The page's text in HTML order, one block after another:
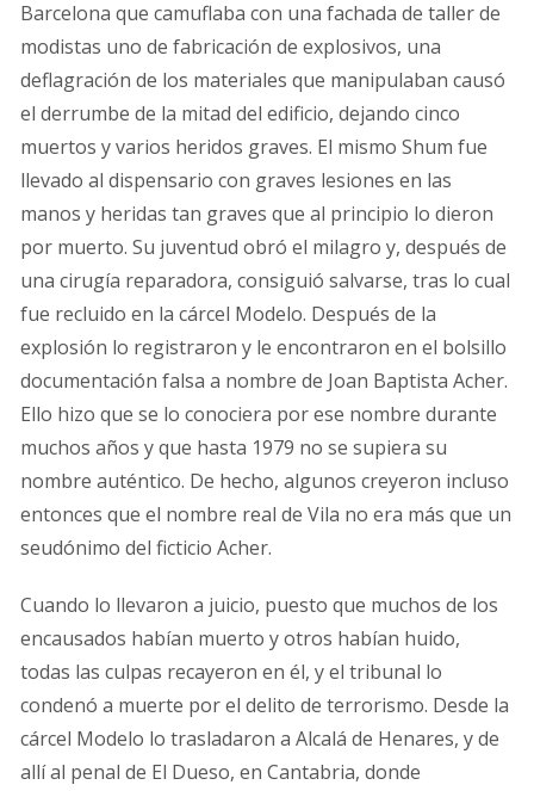
Barcelona que camuflaba con una fachada de taller de
modistas uno de fabricación de explosivos, una
deflagración de los materiales que manipulaban causó
el derrumbe de la mitad del edificio, dejando cinco
muertos y varios heridos graves. El mismo Shum fue
llevado al dispensario con graves lesiones en las
manos y heridas tan graves que al principio lo dieron
por muerto. Su juventud obró el milagro y, después de
una cirugía reparadora, consiguió salvarse, tras lo cual
fue recluido en la cárcel Modelo. Después de la
explosión lo registraron y le encontraron en el bolsillo
documentación falsa a nombre de Joan Baptista Acher.
Ello hizo que se lo conociera por ese nombre durante
muchos años y que hasta 1979 no se supiera su
nombre auténtico. De hecho, algunos creyeron incluso
entonces que el nombre real de Vila no era más que un
seudónimo del ficticio Acher.
Cuando lo llevaron a juicio, puesto que muchos de los
encausados habían muerto y otros habían huido,
todas las culpas recayeron en él, y el tribunal lo
condenó a muerte por el delito de terrorismo. Desde la
cárcel Modelo lo trasladaron a Alcalá de Henares, y de
allí al penal de El Dueso, en Cantabria, donde